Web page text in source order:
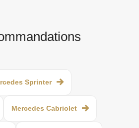
Sprinter
Mercedes Cabriolet